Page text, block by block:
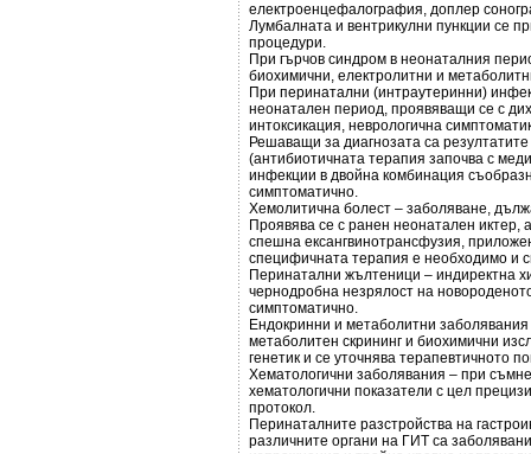
електроенцефалография, доплер
Лумбалната и вентрикулни пункции се
процедури.
При гърчов синдром в неонаталния
биохимични, електролитни и
При перинатални (интраутеринни)
неонатален период, проявяващи се с
интоксикация, неврологична
Решаващи за диагнозата са
(антибиотичната терапия започва с
инфекции в двойна комбинация
симптоматично.
Хемолитична болест – заболяване,
Проявява се с ранен неонатален иктер,
спешна ексангвинотрансфузия,
специфичната терапия е необходимо и
Перинатални жълтеници – индиректна
чернодробна незрялост на
симптоматично.
Ендокринни и метаболитни
метаболитен скрининг и биохимични
генетик и се уточнява терапевтичното
Хематологични заболявания – при
хематологични показатели с цел
протокол.
Перинаталните разстройства на
различните органи на ГИТ са